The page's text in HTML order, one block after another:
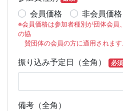
会員価格 非会員価格
※会員価格は参加者種別が団体会員
の協
賛団体の会員の方に適用されます
振り込み予定日（全角） 必須
備考（全角）